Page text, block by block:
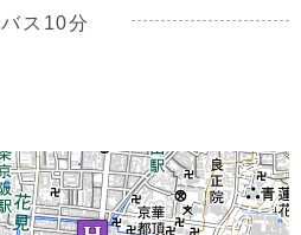
バス10分